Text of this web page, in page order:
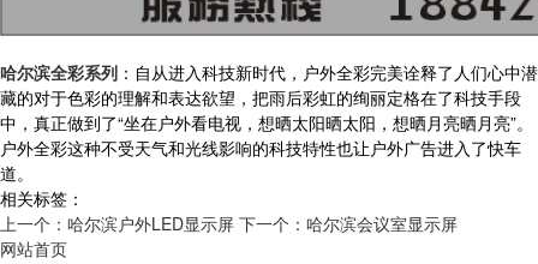
哈尔滨全彩系列 ：自从进入科技新时代，户外全彩完美诠释了人们心中潜
藏的对于色彩的理解和表达欲望，把雨后彩虹的绚丽定格在了科技手段
中，真正做到了“坐在户外看电视，想晒太阳晒太阳，想晒月亮晒月亮”。
户外全彩这种不受天气和光线影响的科技特性也让户外广告进入了快车
道。
相关标签：
上一个：哈尔滨户外LED显示屏 下一个：哈尔滨会议室显示屏
网站首页